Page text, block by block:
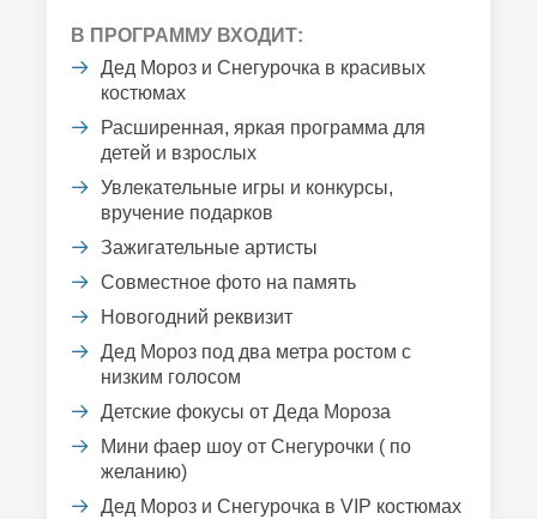
В ПРОГРАММУ ВХОДИТ:
Дед Мороз и Снегурочка в красивых
костюмах
Расширенная, яркая программа для
детей и взрослых
Увлекательные игры и конкурсы,
вручение подарков
Зажигательные артисты
Совместное фото на память
Новогодний реквизит
Дед Мороз под два метра ростом с
низким голосом
Детские фокусы от Деда Мороза
Мини фаер шоу от Снегурочки ( по
желанию)
Дед Мороз и Снегурочка в VIP костюмах